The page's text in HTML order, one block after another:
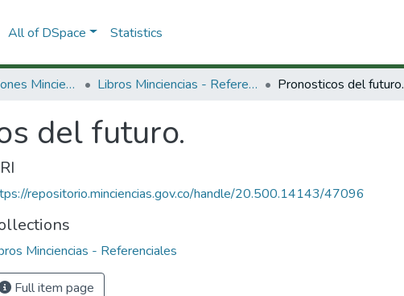
All of DSpace Statistics
3.2.2. Publicaciones Minciencias Libros Minciencias - Referenciales Pronosticos del futuro.
del futuro.
repositorio.minciencias.gov.co/handle/20.500.14143/47096
Minciencias - Referenciales
Full item page